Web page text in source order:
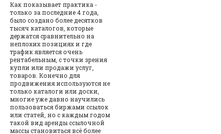
Как показывает практика -
только за последние 4 года,
было создано более десятков
тысяч каталогов, которые
держатся сравнительно на
неплохих позициях и где
трафик является очень
рентабельным, с точки зрения
купли или продажи услуг,
товаров. Конечно для
продвижения используются не
только каталоги или доски,
многие уже давно научились
пользоваться биржами ссылок
или статей, но с каждым годом
такой вид аренды ссылочной
массы становиться всё более